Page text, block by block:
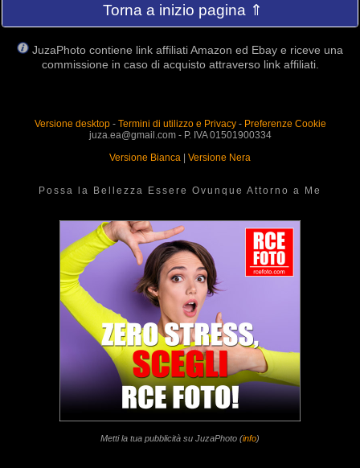
Torna a inizio pagina ⇑
JuzaPhoto contiene link affiliati Amazon ed Ebay e riceve una
commissione in caso di acquisto attraverso link affiliati.
Versione desktop- Termini di utilizzo e Privacy- Preferenze Cookie
juza.ea@gmail.com - P. IVA 01501900334
Versione Bianca | Versione Nera
Possa la Bellezza Essere Ovunque Attorno a Me
Metti la tua pubblicità su JuzaPhoto (info)